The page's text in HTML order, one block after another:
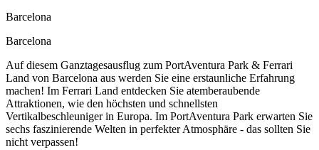
Barcelona
Barcelona
Auf diesem Ganztagesausflug zum PortAventura Park & Ferrari
Land von Barcelona aus werden Sie eine erstaunliche Erfahrung
machen! Im Ferrari Land entdecken Sie atemberaubende
Attraktionen, wie den höchsten und schnellsten
Vertikalbeschleuniger in Europa. Im PortAventura Park erwarten Sie
sechs faszinierende Welten in perfekter Atmosphäre - das sollten Sie
nicht verpassen!